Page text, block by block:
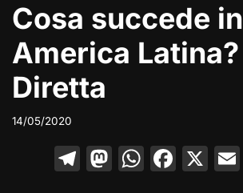
Cosa succede in
America Latina?
Diretta
14/05/2020
T M W F X